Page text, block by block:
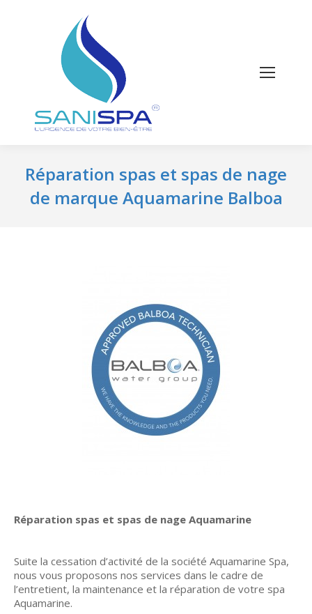
Réparation spas et spas de nage
de marque Aquamarine Balboa
Réparation spas et spas de nage Aquamarine
Suite la cessation d’activité de la société Aquamarine Spa,
nous vous proposons nos services dans le cadre de
l’entretient, la maintenance et la réparation de votre spa
Aquamarine.